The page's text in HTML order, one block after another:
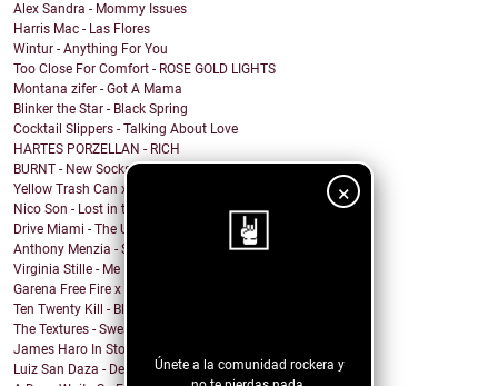
×
Únete a la comunidad rockera y
Alex Sandra - Mommy Issues
Harris Mac - Las Flores
Wintur - Anything For You
Too Close For Comfort - ROSE GOLD LIGHTS
Montana zifer - Got A Mama
Blinker the Star - Black Spring
Cocktail Slippers - Talking About Love
HARTES PORZELLAN - RICH
BURNT - New Socks
Yellow Trash Can x Keith Canva$ - Can't hear
Nico Son - Lost in the Shade
Drive Miami - The Unknown
Anthony Menzia - Sorceress Olga
Virginia Stille - Me Engañaste
Garena Free Fire x YMIR - Feeling the Fire
Ten Twenty Kill - Black Eleven
The Textures - Sweatshort Summer
James Haro In Storage - City Terrace
Luiz San Daza - Desapariciones Triangulares